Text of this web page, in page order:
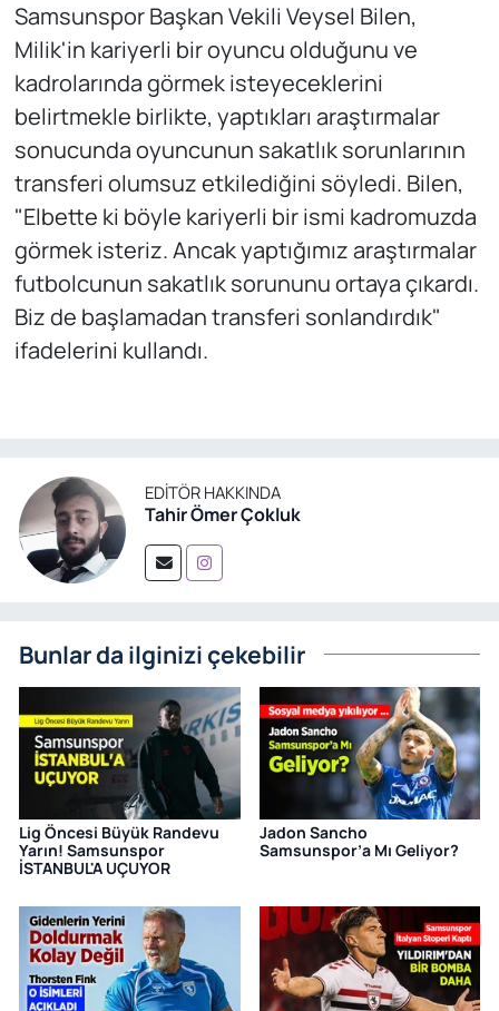
Samsunspor Başkan Vekili Veysel Bilen,
Milik'in kariyerli bir oyuncu olduğunu ve
kadrolarında görmek isteyeceklerini
belirtmekle birlikte, yaptıkları araştırmalar
sonucunda oyuncunun sakatlık sorunlarının
transferi olumsuz etkilediğini söyledi. Bilen,
"Elbette ki böyle kariyerli bir ismi kadromuzda
görmek isteriz. Ancak yaptığımız araştırmalar
futbolcunun sakatlık sorununu ortaya çıkardı.
Biz de başlamadan transferi sonlandırdık"
ifadelerini kullandı.
EDITÖR HAKKINDA
Tahir Ömer Çokluk
Bunlar da ilginizi çekebilir
Lig Öncesi Büyük Randevu
Yarın! Samsunspor
İSTANBUL'A UÇUYOR
Jadon Sancho
Samsunspor’a Mı Geliyor?